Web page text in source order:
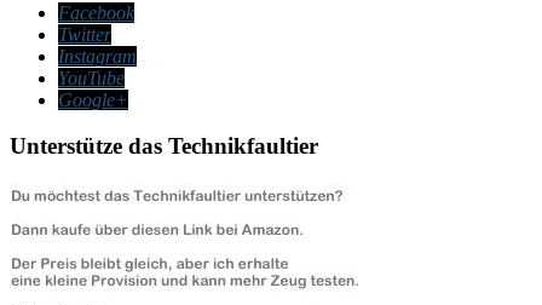
Facebook
Twitter
Instagram
YouTube
Google+
Unterstütze das Technikfaultier